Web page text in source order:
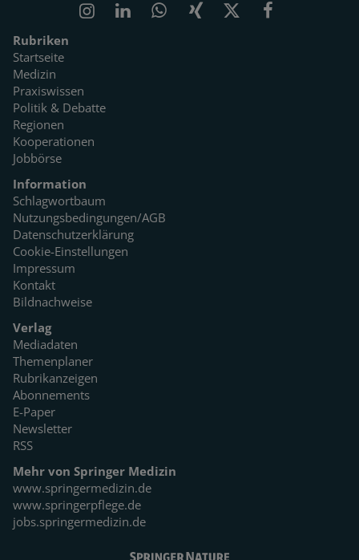
Rubriken
Startseite
Medizin
Praxiswissen
Politik & Debatte
Regionen
Kooperationen
Jobbörse
Information
Schlagwortbaum
Nutzungsbedingungen/AGB
Datenschutzerklärung
Cookie-Einstellungen
Impressum
Kontakt
Bildnachweise
Verlag
Mediadaten
Themenplaner
Rubrikanzeigen
Abonnements
E-Paper
Newsletter
RSS
Mehr von Springer Medizin
www.springermedizin.de
www.springerpflege.de
jobs.springermedizin.de